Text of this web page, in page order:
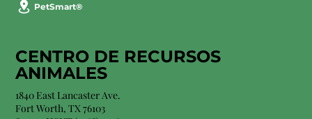
PetSmart®
CENTRO DE RECURSOS
ANIMALES
1840 East Lancaster Ave.
Fort Worth, TX 76103